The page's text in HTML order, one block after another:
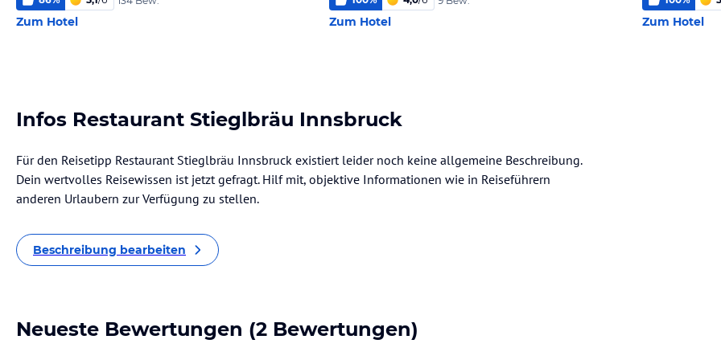
Zum Hotel Zum Hotel Zum Hotel
Infos Restaurant Stieglbräu Innsbruck
Für den Reisetipp Restaurant Stieglbräu Innsbruck existiert leider noch keine allgemeine Beschreibung.
Dein wertvolles Reisewissen ist jetzt gefragt. Hilf mit, objektive Informationen wie in Reiseführern
anderen Urlaubern zur Verfügung zu stellen.
Beschreibung bearbeiten
Neueste Bewertungen (2 Bewertungen)